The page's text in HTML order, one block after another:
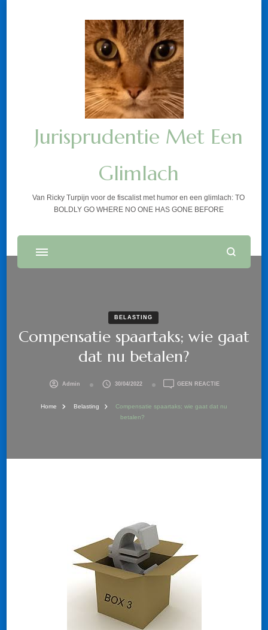
Jurisprudentie Met Een
Glimlach
Van Ricky Turpijn voor de fiscalist met humor en een glimlach: TO
BOLDLY GO WHERE NO ONE HAS GONE BEFORE
BELASTING
Compensatie spaartaks; wie gaat
dat nu betalen?
Admin 30/04/2022 GEEN REACTIEOP
WIE
Home Belasting
Compensatie spaartaks; wie gaat dat nu
betalen?